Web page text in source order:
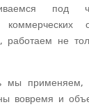
под
работаем не
мы применяем,
вовремя и